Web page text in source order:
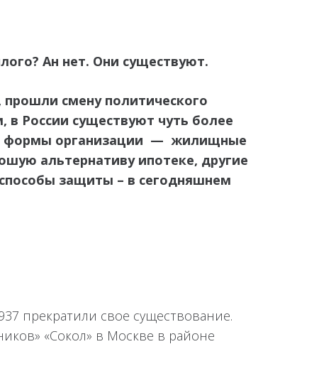
Ан нет. Они существуют.
прошли смену политического
России существуют чуть более
формы организации — жилищные
альтернативу ипотеке, другие
защиты – в сегодняшнем
прекратили свое существование.
«Сокол» в Москве в районе